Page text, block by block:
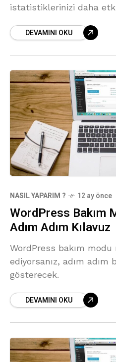
istatistiklerinizi daha
DEVAMINI OKU
NASIL YAPARIM ? 12 ay önce
WordPress Bakım
Adım Adım Kılavuz
WordPress bakım modu
ediyorsanız, adım adım
gösterecek.
DEVAMINI OKU